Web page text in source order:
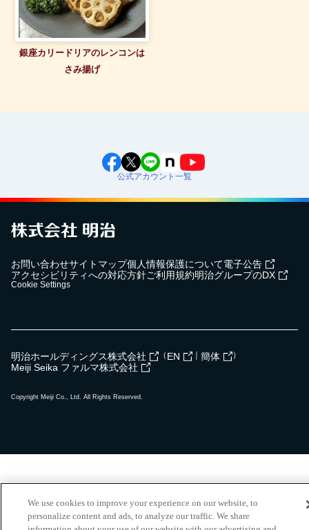
銀座カリードリアのレンコンは
さみ揚げ
公式アカウント一覧
お問い合わせサイトマップ個人情報保護について電子公告
アクセシビリティへの対応方針ご利用規約明治グループのDX
Cookie Settings
明治ホールディングス株式会社 （ EN ｜ 簡体 ）
Meiji Seika ファルマ株式会社
Copyright Meiji Co., Ltd. All Rights Reserved.
We use cookies to improve your experience on our website, to
personalize content and ads, to analyze our traffic. We share